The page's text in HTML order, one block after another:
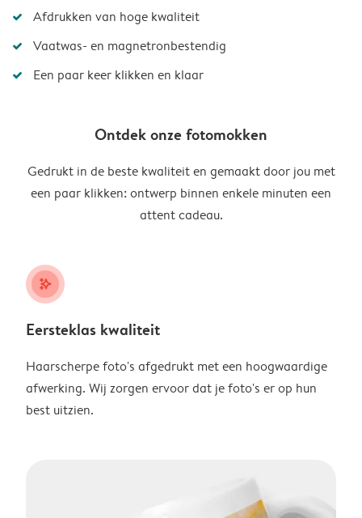
Afdrukken van hoge kwaliteit
Vaatwas- en magnetronbestendig
Een paar keer klikken en klaar
Ontdek onze fotomokken
Gedrukt in de beste kwaliteit en gemaakt door jou met
een paar klikken: ontwerp binnen enkele minuten een
attent cadeau.
stars_plus
Eersteklas kwaliteit
Haarscherpe foto's afgedrukt met een hoogwaardige
afwerking. Wij zorgen ervoor dat je foto's er op hun
best uitzien.